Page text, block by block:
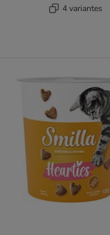
4 variantes